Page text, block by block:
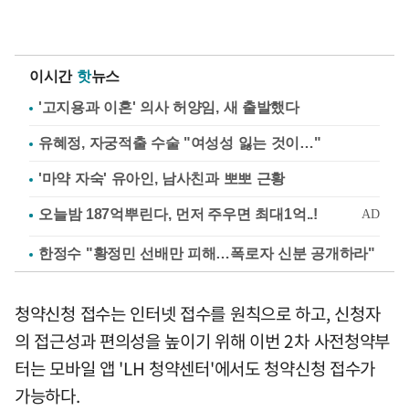
이시간 핫뉴스
'고지용과 이혼' 의사 허양임, 새 출발했다
유혜정, 자궁적출 수술 "여성성 잃는 것이…"
'마약 자숙' 유아인, 남사친과 뽀뽀 근황
한정수 "황정민 선배만 피해…폭로자 신분 공개하라"
청약신청 접수는 인터넷 접수를 원칙으로 하고, 신청자
의 접근성과 편의성을 높이기 위해 이번 2차 사전청약부
터는 모바일 앱 'LH 청약센터'에서도 청약신청 접수가
가능하다.